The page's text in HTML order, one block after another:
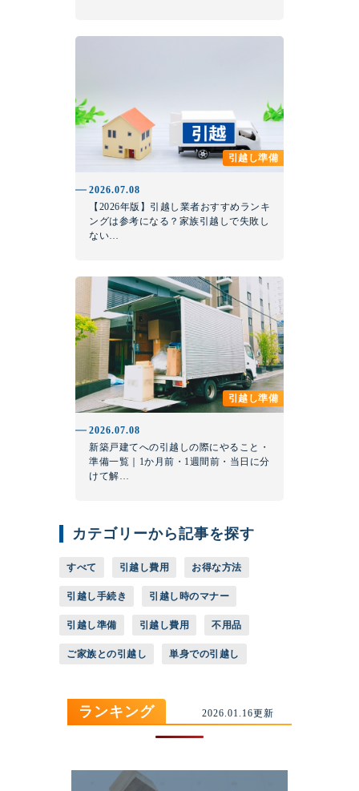
2026.07.08
【2026年版】引越し業者おすすめランキ
ングは参考になる？家族引越しで失敗し
ない…
引越し準備
2026.07.08
新築戸建てへの引越しの際にやること・
準備一覧｜1か月前・1週間前・当日に分
けて解…
引越し準備
カテゴリーから記事を探す
すべて 引越し費用 お得な方法
引越し手続き 引越し時のマナー
引越し準備 引越し費用 不用品
ご家族との引越し 単身での引越し
ランキング 2026.01.16更新